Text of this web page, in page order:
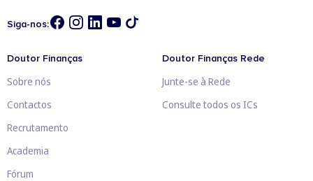
Siga-nos:
Doutor Finanças
Sobre nós
Contactos
Recrutamento
Academia
Fórum
Doutor Finanças Rede
Junte-se à Rede
Consulte todos os ICs